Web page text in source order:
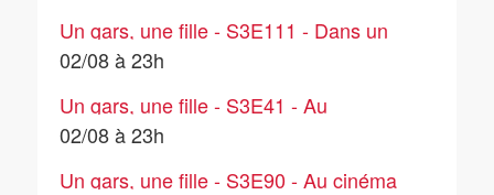
Un gars, une fille - S3E111 - Dans un
magasin de meubles
02/08 à 23h
Un gars, une fille - S3E41 - Au
téléphone (5)
02/08 à 23h
Un gars, une fille - S3E90 - Au cinéma